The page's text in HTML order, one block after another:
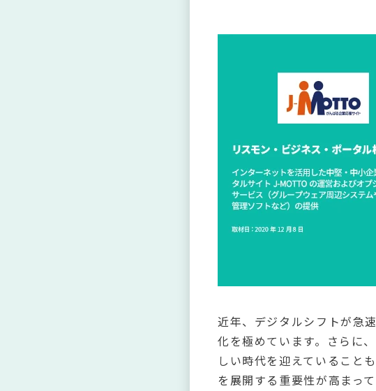
近年、デジタルシフトが急
化を極めています。さらに
しい時代を迎えていること
を展開する重要性が高まって